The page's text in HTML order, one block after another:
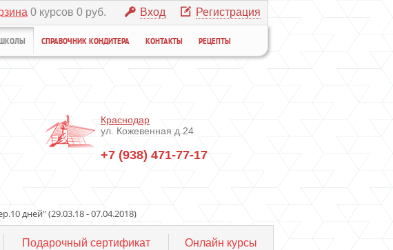
Вход Регистрация
0 курсов 0 руб.
СПРАВОЧНИК КОНДИТЕРА КОНТАКТЫ РЕЦЕПТЫ
Краснодар
ул. Кожевенная д.24
+7 (938) 471-77-17
дней" (29.03.18 - 07.04.2018)
Подарочный сертификат Онлайн курсы